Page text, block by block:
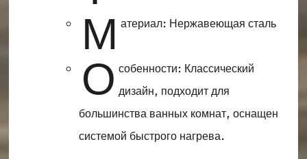
М атериал: Нержавеющая сталь
О собенности: Классический
дизайн, подходит для
большинства ванных комнат, оснащен
системой быстрого нагрева.